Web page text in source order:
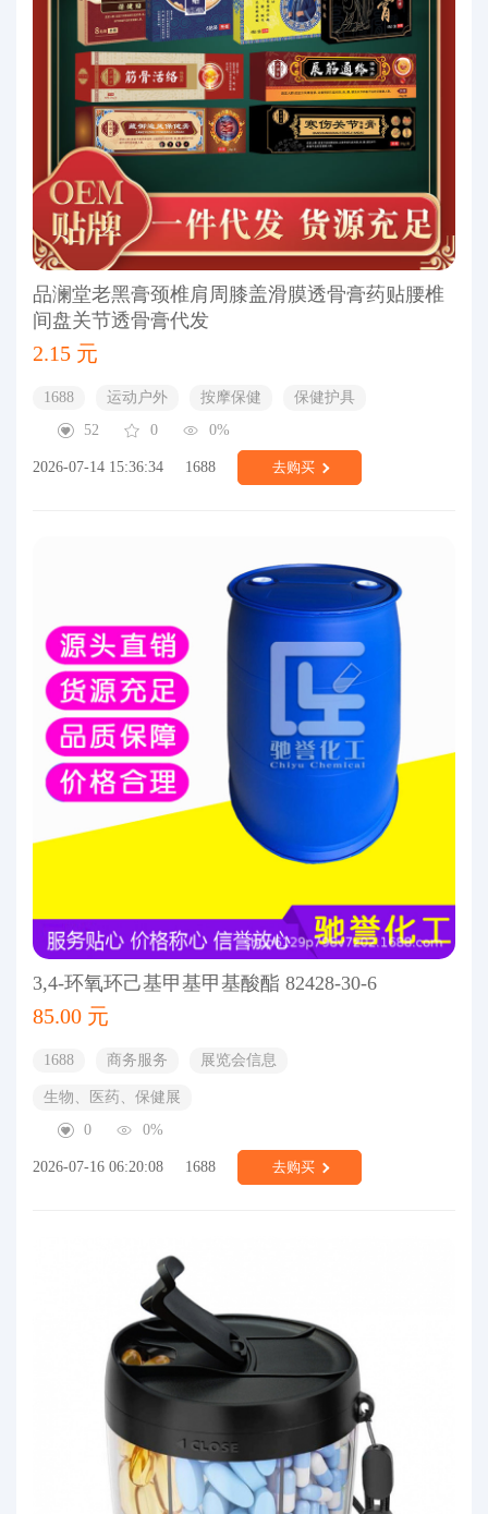
品澜堂老黑膏颈椎肩周膝盖滑膜透骨膏药贴腰椎
间盘关节透骨膏代发
2.15 元
1688 运动户外 按摩保健
保健护具
52
0 0%
2026-07-14 15:36:34 1688 去购买
3,4-环氧环己基甲基甲基酸酯 82428-30-6
85.00 元
1688 商务服务 展览会信息
生物、医药、保健展
0
0%
2026-07-16 06:20:08 1688 去购买